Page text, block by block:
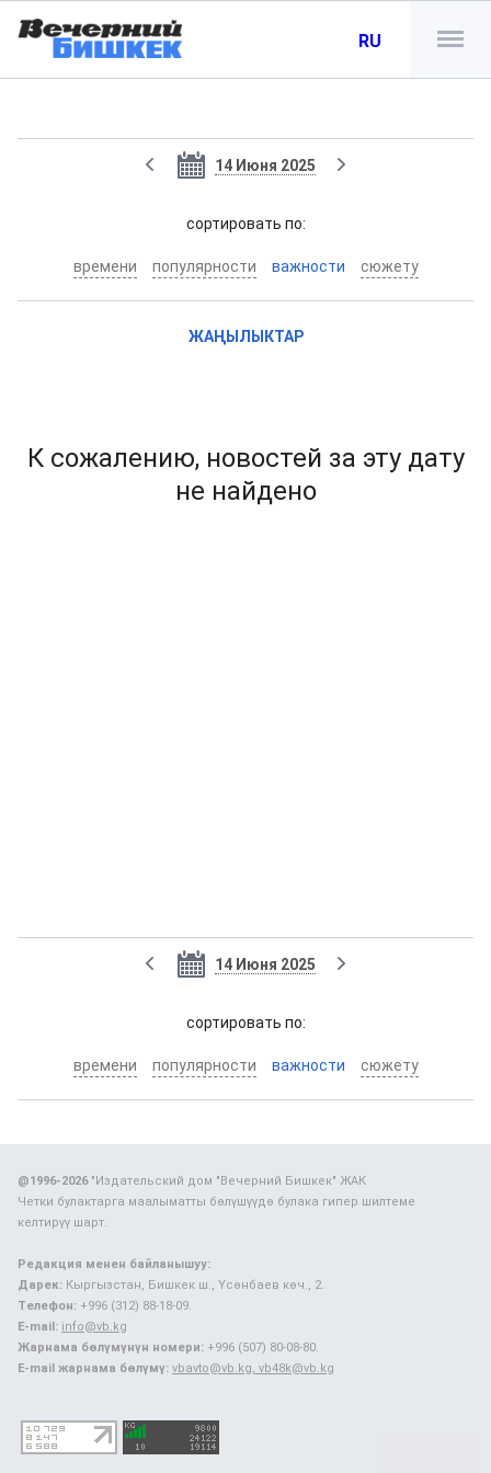
RU
14 Июня 2025
cортировать по:
времени популярности важности сюжету
ЖАҢЫЛЫКТАР
К сожалению, новостей за эту дату
не найдено
14 Июня 2025
cортировать по:
времени популярности важности сюжету
@1996-2026"Издательский дом "Вечерний Бишкек" ЖАК
Четки булактарга маалыматты бөлүшүүдө булака гипер шилтеме
келтирүү шарт.
Редакция менен байланышуу:
Дарек: Кыргызстан, Бишкек ш., Үсөнбаев көч., 2.
Телефон: +996 (312) 88-18-09.
E-mail: info@vb.kg
Жарнама бөлүмүнүн номери: +996 (507) 80-08-80.
E-mail жарнама бөлүмү: vbavto@vb.kg, vb48k@vb.kg